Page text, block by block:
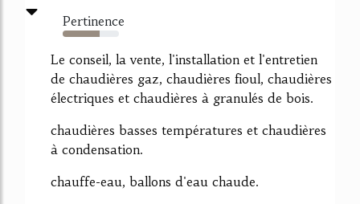
Pertinence
66%
Le conseil, la vente, l'installation et l'entretien
de chaudières gaz, chaudières fioul, chaudières
électriques et chaudières à granulés de bois.
chaudières basses températures et chaudières
à condensation.
chauffe-eau, ballons d'eau chaude.